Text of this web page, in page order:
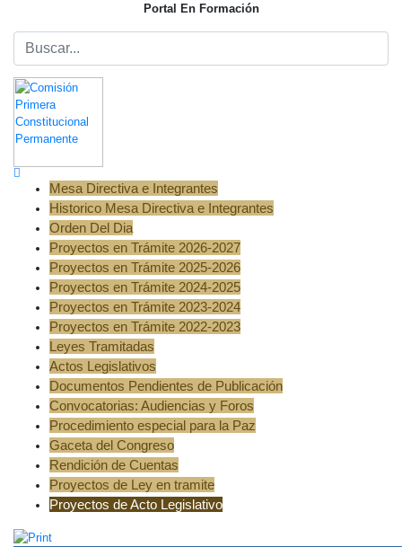
Portal En Formación
Mesa Directiva e Integrantes
Historico Mesa Directiva e Integrantes
Orden Del Dia
Proyectos en Trámite 2026-2027
Proyectos en Trámite 2025-2026
Proyectos en Trámite 2024-2025
Proyectos en Trámite 2023-2024
Proyectos en Trámite 2022-2023
Leyes Tramitadas
Actos Legislativos
Documentos Pendientes de Publicación
Convocatorias: Audiencias y Foros
Procedimiento especial para la Paz
Gaceta del Congreso
Rendición de Cuentas
Proyectos de Ley en tramite
Proyectos de Acto Legislativo